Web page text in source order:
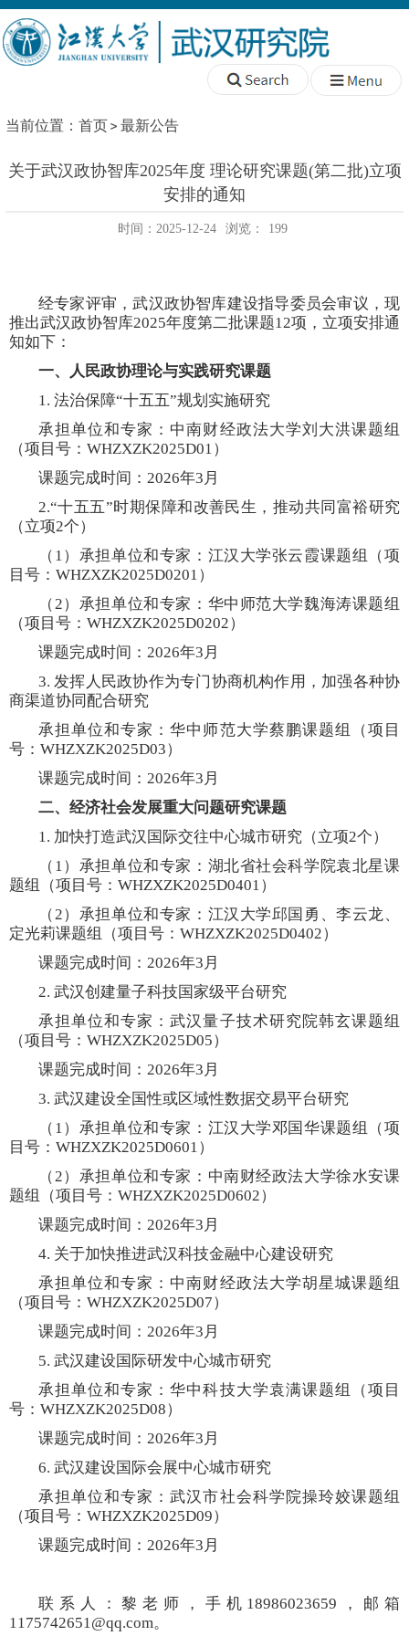
当前位置： 首页 最新公告
关于武汉政协智库2025年度 理论研究课题(第二批)立项
安排的通知
时间：2025-12-24 浏览： 199
经专家评审，武汉政协智库建设指导委员会审议，现
推出武汉政协智库2025年度第二批课题12项，立项安排通
知如下：
一、人民政协理论与实践研究课题
1. 法治保障“十五五”规划实施研究
承担单位和专家：中南财经政法大学刘大洪课题组
（项目号： WHZXZK2025D01 ）
课题完成时间： 2026年3 月
2.“十五五”时期保障和改善民生，推动共同富裕研究
（立项2个）
（ 1 ）承担单位和专家：江汉大学张云霞课题组（项
目号： WHZXZK2025D0201 ）
（ 2）承担单位和专家：华中师范大学魏海涛课题组
（项目号： WHZXZK2025D0202）
课题完成时间： 2026年3 月
3. 发挥人民政协作为专门协商机构作用，加强各种协
商渠道协同配合研究
承担单位和专家：华中师范大学蔡鹏课题组（项目
号： WHZXZK2025D03）
课题完成时间： 2026年3 月
二、经济社会发展重大问题研究课题
1. 加快打造武汉国际交往中心城市研究（立项2个）
（ 1 ）承担单位和专家：湖北省社会科学院袁北星课
题组（项目号： WHZXZK2025D0401 ）
（ 2）承担单位和专家：江汉大学邱国勇、李云龙、
定光莉课题组（项目号： WHZXZK2025D0402）
课题完成时间： 2026年3 月
2. 武汉创建量子科技国家级平台研究
承担单位和专家：武汉量子技术研究院韩玄课题组
（项目号： WHZXZK2025D05）
课题完成时间： 2026年3 月
3. 武汉建设全国性或区域性数据交易平台研究
（ 1 ）承担单位和专家：江汉大学邓国华课题组（项
目号： WHZXZK2025D0601 ）
（ 2）承担单位和专家：中南财经政法大学徐水安课
题组（项目号： WHZXZK2025D0602）
课题完成时间： 2026年3 月
4. 关于加快推进武汉科技金融中心建设研究
承担单位和专家：中南财经政法大学胡星城课题组
（项目号： WHZXZK2025D07）
课题完成时间： 2026年3 月
5. 武汉建设国际研发中心城市研究
承担单位和专家：华中科技大学袁满课题组（项目
号： WHZXZK2025D08）
课题完成时间： 2026年3 月
6. 武汉建设国际会展中心城市研究
承担单位和专家：武汉市社会科学院操玲姣课题组
（项目号： WHZXZK2025D09）
课题完成时间： 2026年3 月
联系人：黎老师，手机 18986023659 ，邮箱
1175742651@qq.com。